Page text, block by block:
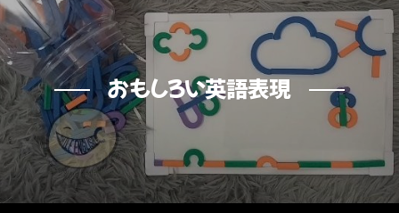
おもしろい英語表現